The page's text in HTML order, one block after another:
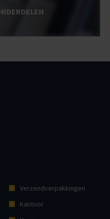
Verzendverpakkingen
Kantoor